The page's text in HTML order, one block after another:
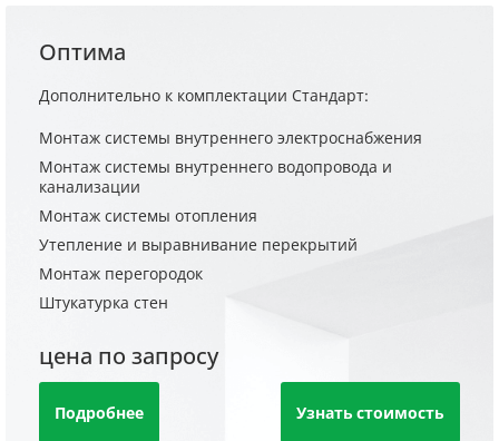
Оптима
Дополнительно к комплектации Стандарт:
Монтаж системы внутреннего электроснабжения
Монтаж системы внутреннего водопровода и
канализации
Монтаж системы отопления
Утепление и выравнивание перекрытий
Монтаж перегородок
Штукатурка стен
цена по запросу
Подробнее Узнать стоимость